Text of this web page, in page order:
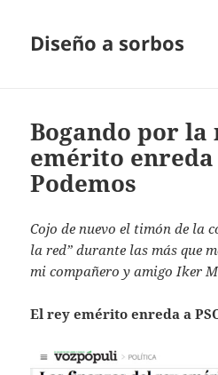
Diseño a sorbos
Bogando por la
emérito enreda
Podemos
Cojo de nuevo el timón de la
la red” durante las más que
mi compañero y amigo Iker
El rey emérito enreda a